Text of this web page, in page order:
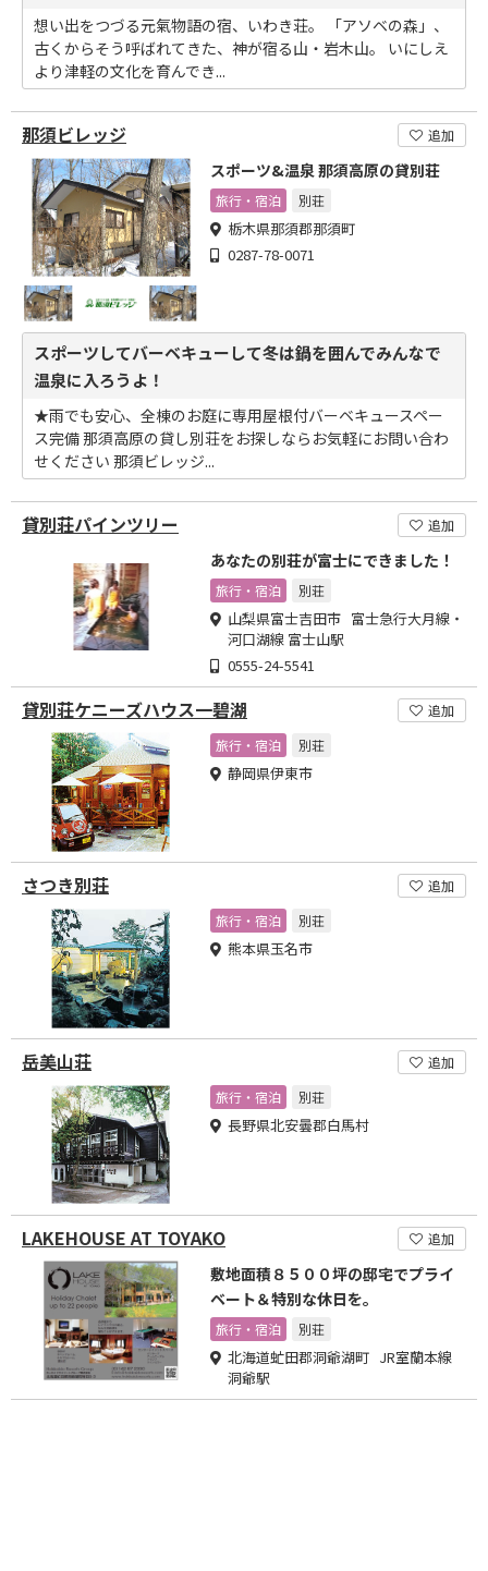
想い出をつづる元氣物語の宿、いわき荘。 「アソベの森」、
古くからそう呼ばれてきた、神が宿る山・岩木山。 いにしえ
より津軽の文化を育んでき...
那須ビレッジ 追加
スポーツ&温泉 那須高原の貸別荘
旅行・宿泊 別荘
栃木県那須郡那須町
0287-78-0071
スポーツしてバーベキューして冬は鍋を囲んでみんなで
温泉に入ろうよ！
★雨でも安心、全棟のお庭に専用屋根付バーベキュースペー
ス完備 那須高原の貸し別荘をお探しならお気軽にお問い合わ
せください 那須ビレッジ...
貸別荘パインツリー 追加
あなたの別荘が富士にできました！
旅行・宿泊 別荘
山梨県富士吉田市 富士急行大月線・
河口湖線 富士山駅
0555-24-5541
貸別荘ケニーズハウス一碧湖
追加
旅行・宿泊
別荘
静岡県伊東市
さつき別荘
追加
旅行・宿泊
別荘
熊本県玉名市
岳美山荘
追加
旅行・宿泊
別荘
長野県北安曇郡白馬村
LAKEHOUSE AT TOYAKO 追加
敷地面積８５００坪の邸宅でプライ
ベート＆特別な休日を。
旅行・宿泊 別荘
北海道虻田郡洞爺湖町 JR室蘭本線
洞爺駅